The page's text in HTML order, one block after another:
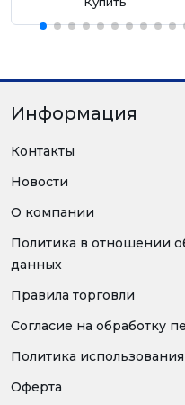
Информация
Контакты
Новости
О компании
Политика в отношении
данных
Правила торговли
Согласие на обработку
Политика
Оферта